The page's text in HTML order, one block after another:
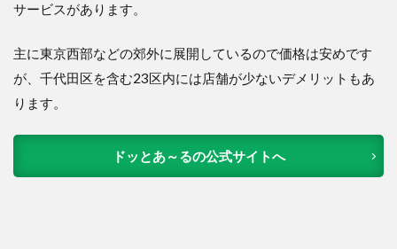
サービスがあります。
主に東京西部などの郊外に展開しているので価格は安めです
が、千代田区を含む23区内には店舗が少ないデメリットもあ
ります。
ドッとあ～るの公式サイトへ